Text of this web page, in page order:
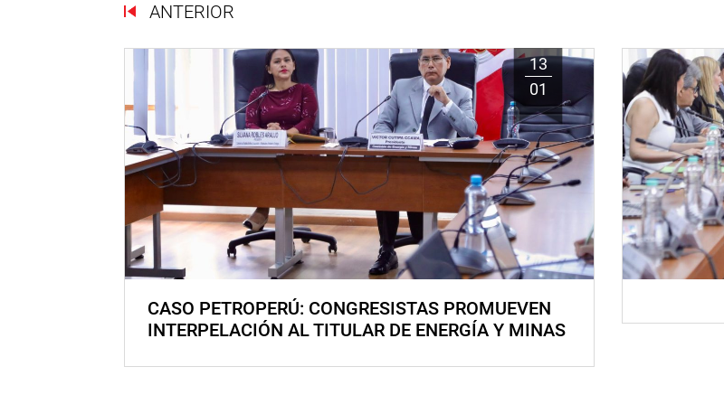
ANTERIOR
13
01
CASO PETROPERÚ: CONGRESISTAS PROMUEVEN
INTERPELACIÓN AL TITULAR DE ENERGÍA Y MINAS